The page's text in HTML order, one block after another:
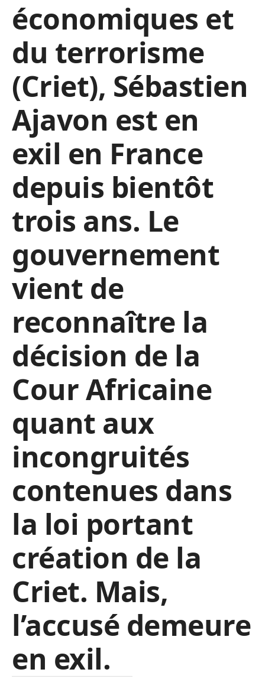
économiques et
du terrorisme
(Criet), Sébastien
Ajavon est en
exil en France
depuis bientôt
trois ans. Le
gouvernement
vient de
reconnaître la
décision de la
Cour Africaine
quant aux
incongruités
contenues dans
la loi portant
création de la
Criet. Mais,
l’accusé demeure
en exil.